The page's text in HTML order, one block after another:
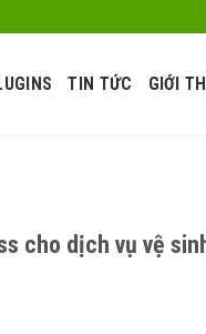
TIN TỨC GIỚI
cho dịch vụ vệ